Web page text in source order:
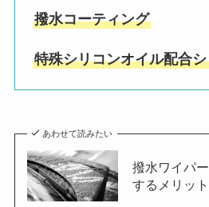
撥水コーティング
特殊シリコンオイル配合
あわせて読みたい
撥水ワイパ
するメリッ